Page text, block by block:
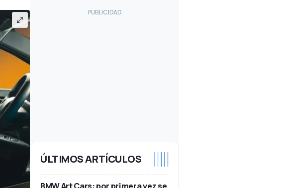
ÚLTIMOS ARTÍCULOS